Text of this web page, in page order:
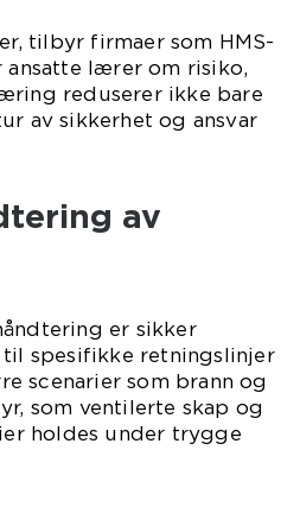
tilbyr firmaer som HMS-
ansatte lærer om risiko,
reduserer ikke bare
av sikkerhet og ansvar
av
er sikker
spesifikke retningslinjer
scenarier som brann og
som ventilerte skap og
holdes under trygge